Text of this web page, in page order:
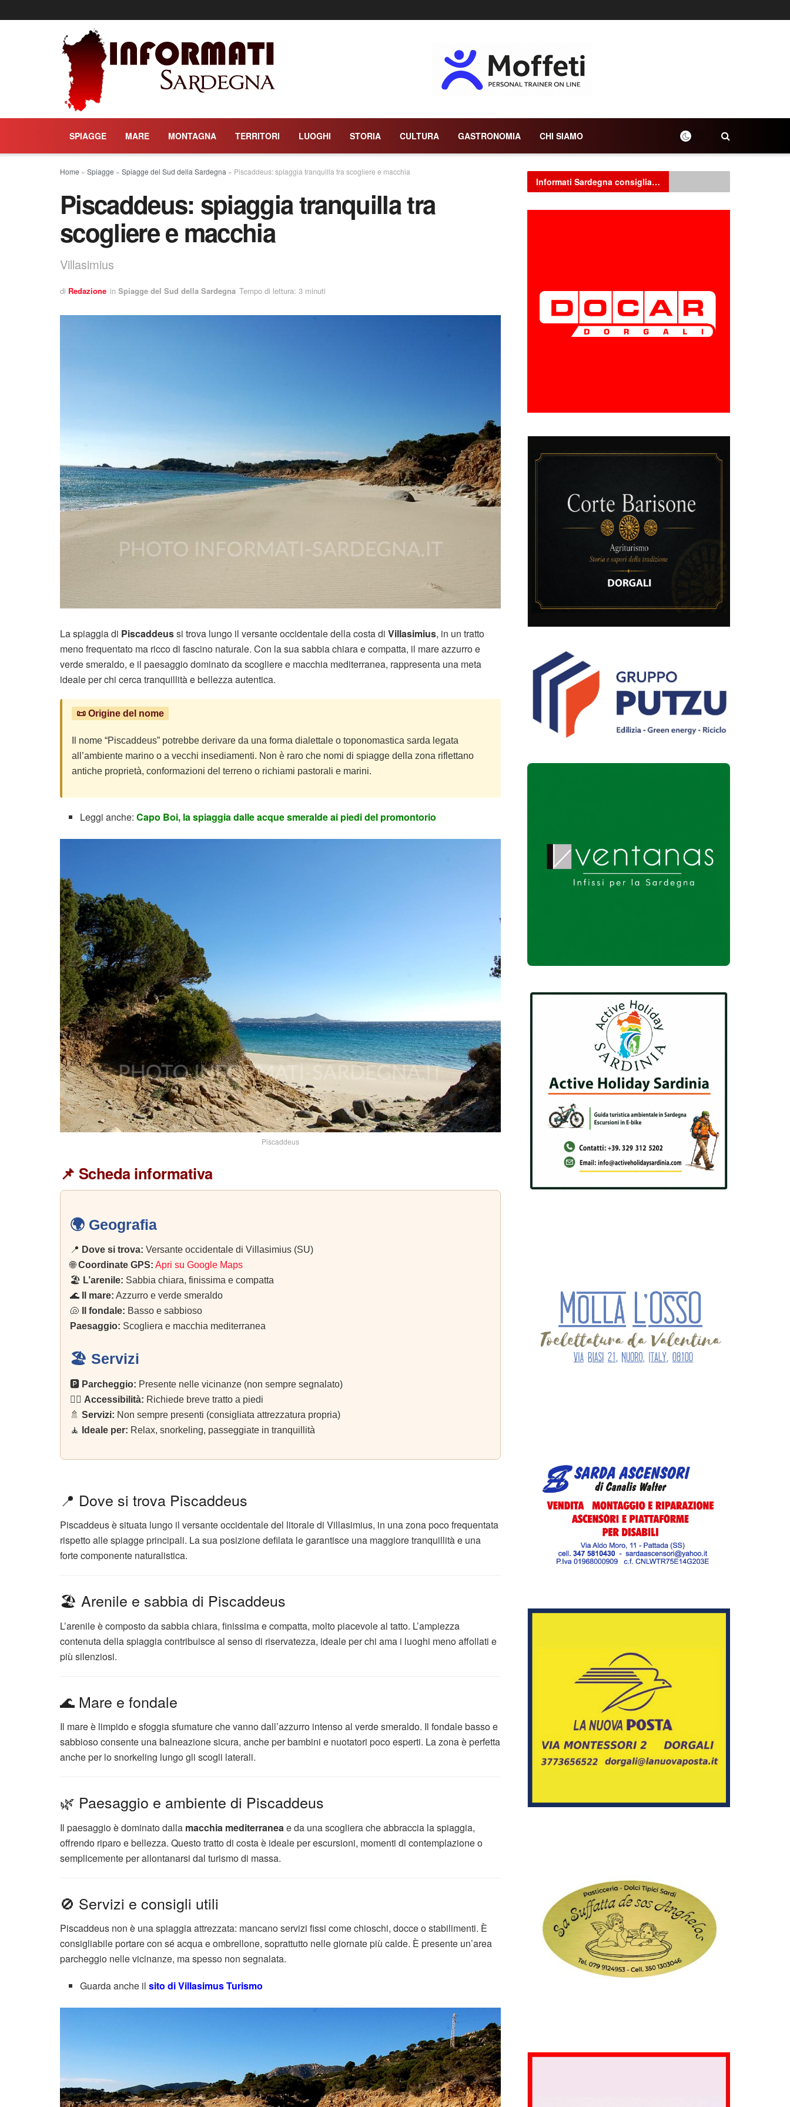
SPIAGGE MARE MONTAGNA TERRITORI LUOGHI STORIA CULTURA GASTRONOMIA CHI SIAMO
Home » Spiagge » Spiagge del Sud della Sardegna » Piscaddeus: spiaggia tranquilla tra scogliere e macchia
Piscaddeus: spiaggia tranquilla tra
scogliere e macchia
Villasimius
di Redazione in Spiagge del Sud della Sardegna Tempo di lettura: 3 minuti
La spiaggia di Piscaddeussi trova lungo il versante occidentale della costa di Villasimius, in un tratto
meno frequentato ma ricco di fascino naturale. Con la sua sabbia chiara e compatta, il mare azzurro e
verde smeraldo, e il paesaggio dominato da scogliere e macchia mediterranea, rappresenta una meta
ideale per chi cerca tranquillità e bellezza autentica.
📜 Origine del nome
Il nome “Piscaddeus” potrebbe derivare da una forma dialettale o toponomastica sarda legata
all’ambiente marino o a vecchi insediamenti. Non è raro che nomi di spiagge della zona riflettano
antiche proprietà, conformazioni del terreno o richiami pastorali e marini.
Leggi anche: Capo Boi, la spiaggia dalle acque smeralde ai piedi del promontorio
Piscaddeus
📌 Scheda informativa
🌍 Geografia
📍 Dove si trova: Versante occidentale di Villasimius (SU)
🌐Coordinate GPS: Apri su Google Maps
🏖️ L’arenile: Sabbia chiara, finissima e compatta
🌊
Il mare: Azzurro e verde smeraldo
🐚
Il fondale: Basso e sabbioso
Paesaggio: Scogliera e macchia mediterranea
🏖️ Servizi
🅿️ Parcheggio: Presente nelle vicinanze (non sempre segnalato)
🚶‍♂️ Accessibilità: Richiede breve tratto a piedi
🚿 Servizi: Non sempre presenti (consigliata attrezzatura propria)
🧘
Ideale per: Relax, snorkeling, passeggiate in tranquillità
📍 Dove si trova Piscaddeus
Piscaddeus è situata lungo il versante occidentale del litorale di Villasimius, in una zona poco frequentata
rispetto alle spiagge principali. La sua posizione defilata le garantisce una maggiore tranquillità e una
forte componente naturalistica.
🏖️ Arenile e sabbia di Piscaddeus
L’arenile è composto da sabbia chiara, finissima e compatta, molto piacevole al tatto. L’ampiezza
contenuta della spiaggia contribuisce al senso di riservatezza, ideale per chi ama i luoghi meno affollati e
più silenziosi.
🌊 Mare e fondale
Il mare è limpido e sfoggia sfumature che vanno dall’azzurro intenso al verde smeraldo. Il fondale basso e
sabbioso consente una balneazione sicura, anche per bambini e nuotatori poco esperti. La zona è perfetta
anche per lo snorkeling lungo gli scogli laterali.
🌿 Paesaggio e ambiente di Piscaddeus
Il paesaggio è dominato dalla macchia mediterraneae da una scogliera che abbraccia la spiaggia,
offrendo riparo e bellezza. Questo tratto di costa è ideale per escursioni, momenti di contemplazione o
semplicemente per allontanarsi dal turismo di massa.
🚫 Servizi e consigli utili
Piscaddeus non è una spiaggia attrezzata: mancano servizi fissi come chioschi, docce o stabilimenti. È
consigliabile portare con sé acqua e ombrellone, soprattutto nelle giornate più calde. È presente un’area
parcheggio nelle vicinanze, ma spesso non segnalata.
Guarda anche il sito di Villasimus Turismo
Informati Sardegna consiglia…